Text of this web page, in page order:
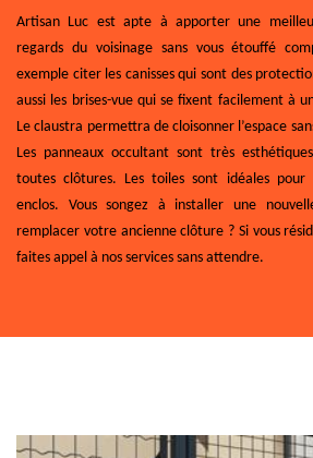
Artisan Luc est apte à apporter une
regards du voisinage sans vous étouffé
exemple citer les canisses qui sont des
aussi les brises-vue qui se fixent facilement à
Le claustra permettra de cloisonner l’espace
Les panneaux occultant sont très
toutes clôtures. Les toiles sont idéales pour
enclos. Vous songez à installer une
remplacer votre ancienne clôture ? Si vous
faites appel à nos services sans attendre.